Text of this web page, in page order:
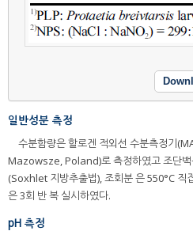
일반성분 측정
수분함량은 할로겐 적외선 수분측정기
Mazowsze, Poland)로 측정하였고 조단
(Soxhlet 지방추출법), 조회분 은 550°C 직
은 3회 반 복 실시하였다.
pH 측정